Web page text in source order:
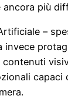
ancora più
–
invece
contenuti
capaci